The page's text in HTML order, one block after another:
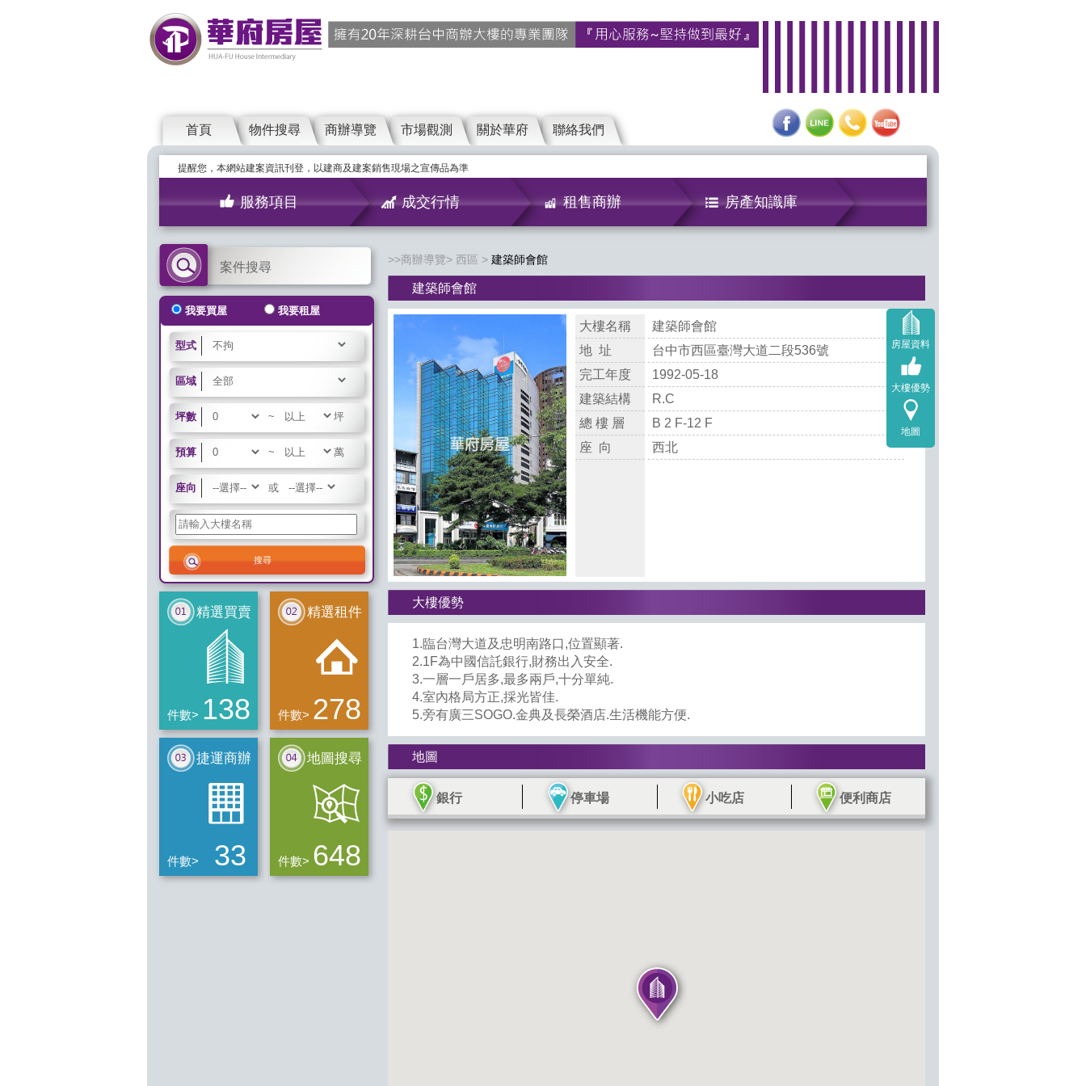
首頁 物件搜尋 商辦導覽 市場觀測 關於華府 聯絡我們
提醒您，本網站建案資訊刊登，以建商及建案銷售現場之宣傳品為準
服務項目 成交行情 租售商辦 房產知識庫
案件搜尋
我要買屋 我要租屋
型式
區域
坪數 ~ 坪
預算 ~ 萬
座向 或
精選買賣
件數> 138
精選租件
件數> 278
捷運商辦
件數> 33
地圖搜尋
件數> 648
房屋資料
大樓優勢
地圖
商辦導覽 西區 建築師會館
建築師會館
大樓名稱
地 址
完工年度
建築結構
總 樓 層
座 向
建築師會館
台中市西區臺灣大道二段536號
1992-05-18
R.C
B 2 F-12 F
西北
大樓優勢
1.臨台灣大道及忠明南路口,位置顯著.
2.1F為中國信託銀行,財務出入安全.
3.一層一戶居多,最多兩戶,十分單純.
4.室內格局方正,採光皆佳.
5.旁有廣三SOGO.金典及長榮酒店.生活機能方便.
地圖
銀行 停車場 小吃店 便利商店